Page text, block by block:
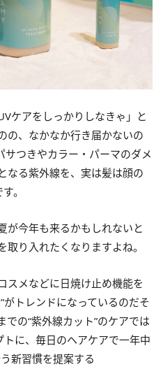
ケアをしっかりしなきゃ」と
の、なかなか行き届かないの
つきやカラー・パーマのダメ
なる紫外線を、実は髪は顔の
。
が今年も来るかもしれないと
り入れたくなりますよね。
スメなどに日焼け止め機能を
がトレンドになっているのだそ
の“紫外線カット”のケアでは
トに、毎日のヘアケアで一年中
新習慣を提案する